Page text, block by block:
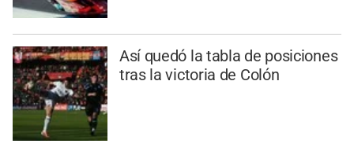
Así quedó la tabla de posiciones
tras la victoria de Colón